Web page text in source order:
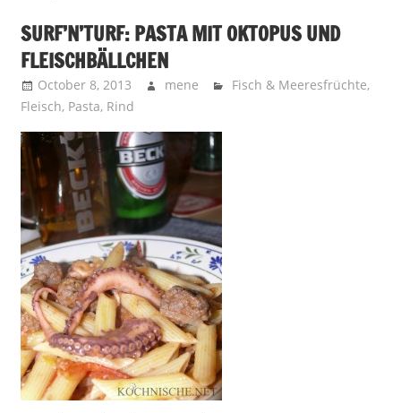
SURF’N’TURF: PASTA MIT OKTOPUS UND
FLEISCHBÄLLCHEN
October 8, 2013 mene Fisch & Meeresfrüchte,
Fleisch, Pasta, Rind